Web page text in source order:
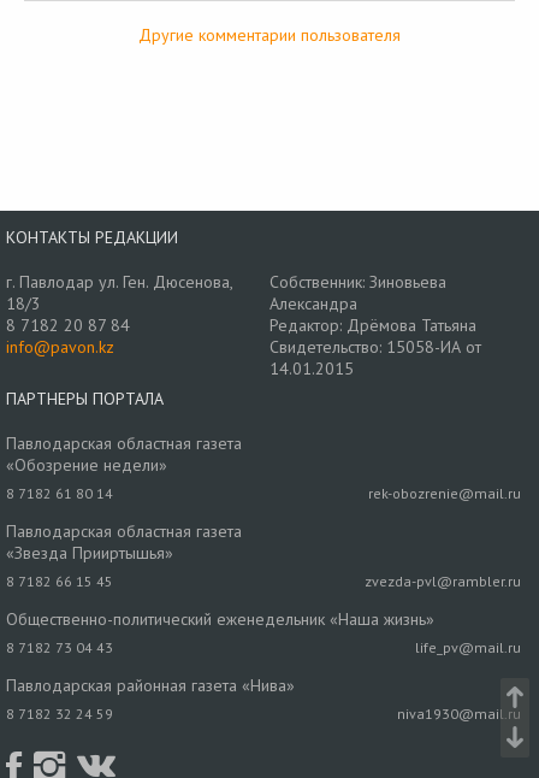
Другие комментарии пользователя
КОНТАКТЫ РЕДАКЦИИ
г. Павлодар ул. Ген. Дюсенова,
18/3
8 7182 20 87 84
info@pavon.kz
Собственник: Зиновьева
Александра
Редактор: Дрёмова Татьяна
Свидетельство: 15058-ИА от
14.01.2015
ПАРТНЕРЫ ПОРТАЛА
Павлодарская областная газета
«Обозрение недели»
8 7182 61 80 14 rek-obozrenie@mail.ru
Павлодарская областная газета
«Звезда Прииртышья»
8 7182 66 15 45 zvezda-pvl@rambler.ru
Общественно-политический еженедельник «Наша жизнь»
8 7182 73 04 43 life_pv@mail.ru
Павлодарская районная газета «Нива»
8 7182 32 24 59 niva1930@mail.ru